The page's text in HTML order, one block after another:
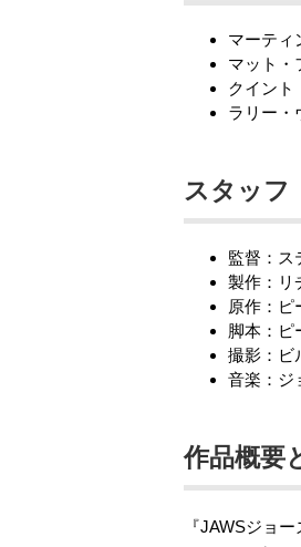
マーティ
マット・
クイント
ラリー・
スタッフ
監督：ス
製作：リ
原作：ピ
脚本：ピ
撮影：ビ
音楽：ジ
作品概要
『JAWSジョ